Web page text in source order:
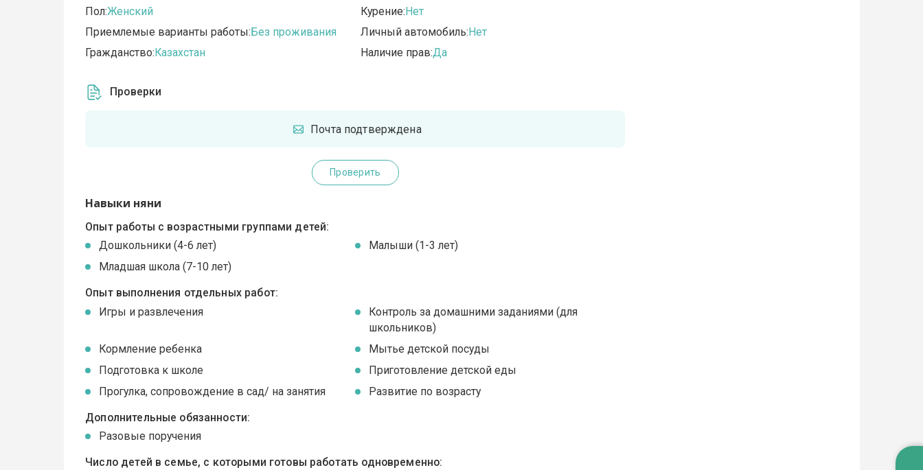
Пол:Женский
Приемлемые варианты работы:Без проживания
Гражданство:Казахстан
Курение:Нет
Личный автомобиль:Нет
Наличие прав:Да
Проверки
Почта подтверждена
Проверить
Навыки няни
Опыт работы с возрастными группами детей:
Дошкольники (4-6 лет)
Малыши (1-3 лет)
Младшая школа (7-10 лет)
Опыт выполнения отдельных работ:
Игры и развлечения
Контроль за домашними заданиями (для
школьников)
Кормление ребенка
Мытье детской посуды
Подготовка к школе
Приготовление детской еды
Прогулка, сопровождение в сад/ на занятия
Развитие по возрасту
Дополнительные обязанности:
Разовые поручения
Число детей в семье, с которыми готовы работать одновременно: